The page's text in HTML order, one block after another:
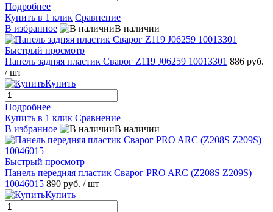
Подробнее
Купить в 1 клик Сравнение
В избранное
В наличии
Быстрый просмотр
Панель задняя пластик Сварог Z119 J06259 10013301 886 руб.
/ шт
Купить
Подробнее
Купить в 1 клик Сравнение
В избранное
В наличии
Быстрый просмотр
Панель передняя пластик Сварог PRO ARC (Z208S Z209S)
10046015 890 руб. / шт
Купить